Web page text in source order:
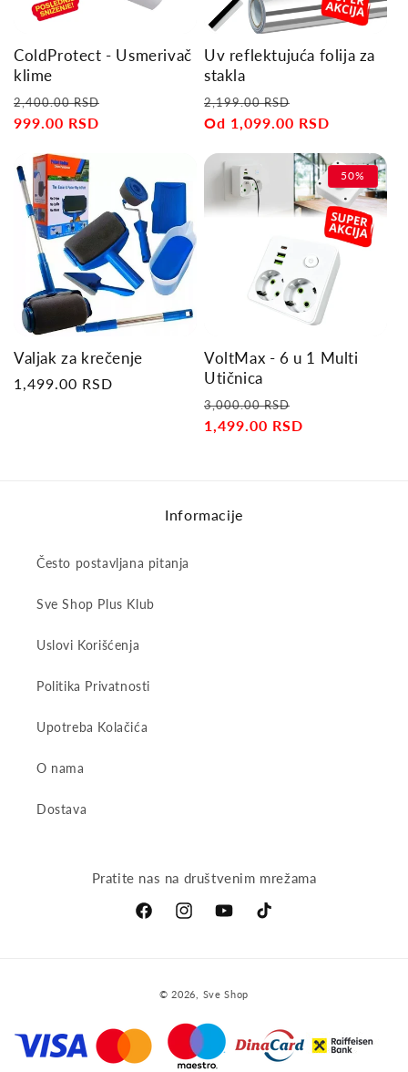
ColdProtect - Usmerivač
klime
Regular
price
2,400.00 RSD
999.00 RSD
Uv reflektujuća folija za
stakla
Regular
price
2,199.00 RSD
price
Od 1,099.00 RSD
Valjak za krečenje
Regular
1,499.00 RSD
50%
VoltMax - 6 u 1 Multi
Utičnica
Regular
price
3,000.00 RSD
price
1,499.00 RSD
Informacije
Često postavljana pitanja
Sve Shop Plus Klub
Uslovi Korišćenja
Politika Privatnosti
Upotreba Kolačića
O nama
Dostava
Pratite nas na društvenim mrežama
FacebookInstagramYouTubeTikTok
© 2026, Sve Shop